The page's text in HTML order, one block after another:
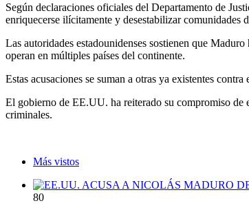
Según declaraciones oficiales del Departamento de
enriquecerse ilícitamente y desestabilizar
Las autoridades estadounidenses sostienen que
operan en múltiples países del continente.
Estas acusaciones se suman a otras ya existentes
El gobierno de EE.UU. ha reiterado su compromiso de
criminales.
Más vistos
80